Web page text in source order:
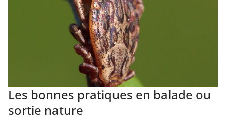
Les bonnes pratiques en balade ou
sortie nature